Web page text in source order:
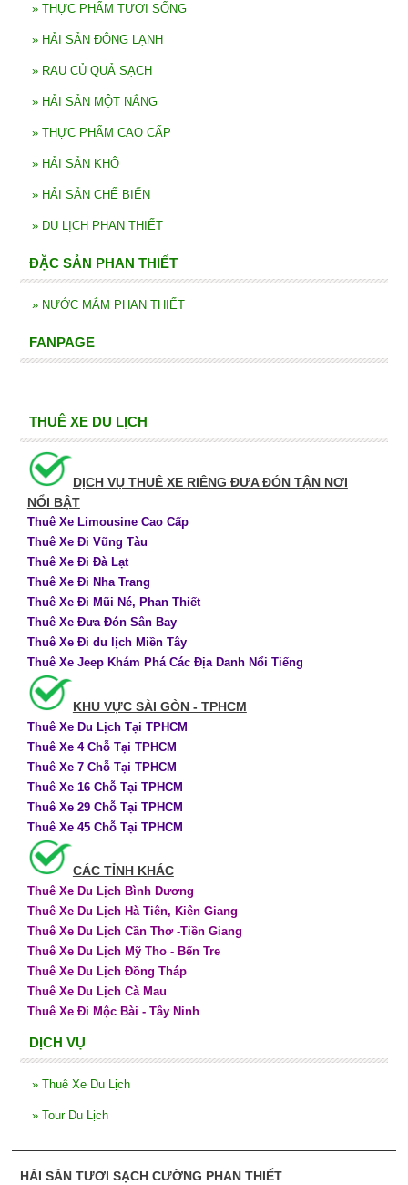
» THỰC PHẨM TƯƠI SỐNG
» HẢI SẢN ĐÔNG LẠNH
» RAU CỦ QUẢ SẠCH
» HẢI SẢN MỘT NẮNG
» THỰC PHẨM CAO CẤP
» HẢI SẢN KHÔ
» HẢI SẢN CHẾ BIẾN
» DU LỊCH PHAN THIẾT
ĐẶC SẢN PHAN THIẾT
» NƯỚC MẮM PHAN THIẾT
FANPAGE
THUÊ XE DU LỊCH
DỊCH VỤ THUÊ XE RIÊNG ĐƯA ĐÓN TẬN NƠI
NỔI BẬT
Thuê Xe Limousine Cao Cấp
Thuê Xe Đi Vũng Tàu
Thuê Xe Đi Đà Lạt
Thuê Xe Đi Nha Trang
Thuê Xe Đi Mũi Né, Phan Thiết
Thuê Xe Đưa Đón Sân Bay
Thuê Xe Đi du lịch Miền Tây
Thuê Xe Jeep Khám Phá Các Địa Danh Nổi Tiếng
KHU VỰC SÀI GÒN - TPHCM
Thuê Xe Du Lịch Tại TPHCM
Thuê Xe 4 Chỗ Tại TPHCM
Thuê Xe 7 Chỗ Tại TPHCM
Thuê Xe 16 Chỗ Tại TPHCM
Thuê Xe 29 Chỗ Tại TPHCM
Thuê Xe 45 Chỗ Tại TPHCM
CÁC TỈNH KHÁC
Thuê Xe Du Lịch Bình Dương
Thuê Xe Du Lịch Hà Tiên, Kiên Giang
Thuê Xe Du Lịch Cần Thơ -Tiền Giang
Thuê Xe Du Lịch Mỹ Tho - Bến Tre
Thuê Xe Du Lịch Đồng Tháp
Thuê Xe Du Lịch Cà Mau
Thuê Xe Đi Mộc Bài - Tây Ninh
DỊCH VỤ
» Thuê Xe Du Lịch
» Tour Du Lịch
HẢI SẢN TƯƠI SẠCH CƯỜNG PHAN THIẾT